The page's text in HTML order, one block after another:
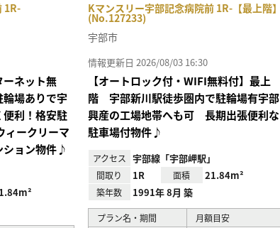
1R-
ーネット無
場ありで宇
利！格安駐
ークリーマ
ション物件♪
Kマンスリー宇部記念病院前 1R-【最上階】
(No.127233)
宇部市
情報更新日 2026/08/03 16:30
【オートロック付・WIFI無料付】最上
階 宇部新川駅徒歩圏内で駐輪場有宇部
興産の工場地帯へも可 長期出張便利な
駐車場付物件♪
アクセス 宇部線「宇部岬駅」
間取り 1R 面積 21.84m²
築年数 1991年 8月 築
プラン名・期間
月額目安